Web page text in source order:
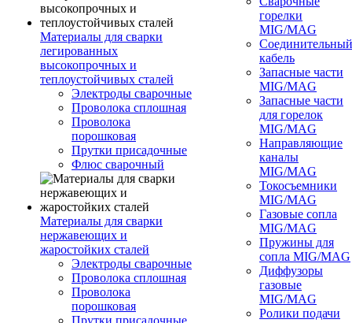
Материалы для сварки
легированных
высокопрочных и
теплоустойчивых сталей
Электроды сварочные
Проволока сплошная
Проволока
порошковая
Прутки присадочные
Флюс сварочный
Материалы для сварки
нержавеющих и
жаростойких сталей
Электроды сварочные
Проволока сплошная
Проволока
порошковая
Прутки присадочные
горелки
MIG/MAG
Соединительный
кабель
Запасные части
MIG/MAG
Запасные части
для горелок
MIG/MAG
Направляющие
каналы
MIG/MAG
Токосъемники
MIG/MAG
Газовые сопла
MIG/MAG
Пружины для
сопла MIG/MAG
Диффузоры
газовые
MIG/MAG
Ролики подачи